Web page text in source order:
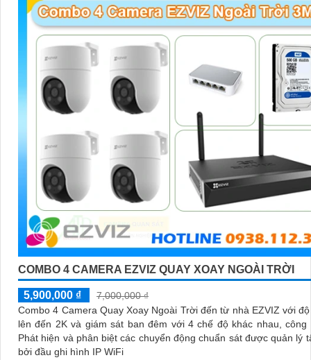
COMBO 4 CAMERA EZVIZ QUAY XOAY NGOÀI TRỜI
5,900,000 ₫
7,000,000 ₫
Combo 4 Camera Quay Xoay Ngoài Trời đến từ nhà EZVIZ với
lên đến 2K và giám sát ban đêm với 4 chế độ khác nhau, công
Phát hiện và phân biệt các chuyển động chuẩn sát được quản lý
bởi đầu ghi hình IP WiFi